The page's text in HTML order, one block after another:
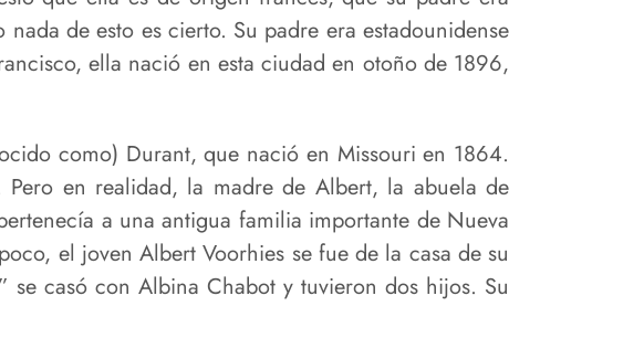
de esto es cierto. Su padre era estadounidense
ella nació en esta ciudad en otoño de 1896,
como) Durant, que nació en Missouri en 1864.
en realidad, la madre de Albert, la abuela de
a una antigua familia importante de Nueva
el joven Albert Voorhies se fue de la casa de su
casó con Albina Chabot y tuvieron dos hijos. Su